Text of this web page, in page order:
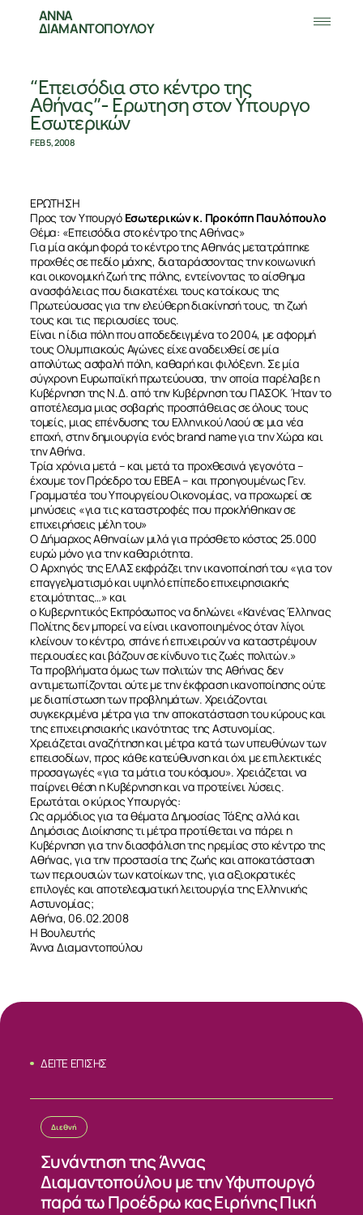
ΣΧΕΤΙΚΑ
ΝΕΑ
ΕΠΙΚΟΙΝΩΝΙΑ
ΑΝΝΑ
ΔΙΑΜΑΝΤΟΠΟΥΛΟΥ
“Επεισόδια στο κέντρο της
Αθήνας”- Ερωτηση στον Υπουργο
Εσωτερικών
FEB 5, 2008
ΕΡΩΤΗΣΗ
Προς τον Υπουργό Εσωτερικών κ. Προκόπη Παυλόπουλο
Θέμα: «Επεισόδια στο κέντρο της Αθήνας»
Για μία ακόμη φορά το κέντρο της Αθηνάς μετατράπηκε
προχθές σε πεδίο μάχης, διαταράσσοντας την κοινωνική
και οικονομική ζωή της πόλης, εντείνοντας το αίσθημα
ανασφάλειας που διακατέχει τους κατοίκους της
Πρωτεύουσας για την ελεύθερη διακίνησή τους, τη ζωή
τους και τις περιουσίες τους.
Είναι η ίδια πόλη που αποδεδειγμένα το 2004, με αφορμή
τους Ολυμπιακούς Αγώνες είχε αναδειχθεί σε μία
απολύτως ασφαλή πόλη, καθαρή και φιλόξενη. Σε μία
σύγχρονη Ευρωπαϊκή πρωτεύουσα, την οποία παρέλαβε η
Κυβέρνηση της Ν.Δ. από την Κυβέρνηση του ΠΑΣΟΚ. Ήταν το
αποτέλεσμα μιας σοβαρής προσπάθειας σε όλους τους
τομείς, μιας επένδυσης του Ελληνικού Λαού σε μια νέα
εποχή, στην δημιουργία ενός brand name για την Χώρα και
την Αθήνα.
Τρία χρόνια μετά – και μετά τα προχθεσινά γεγονότα –
έχουμε τον Πρόεδρο του ΕΒΕΑ – και προηγουμένως Γεν.
Γραμματέα του Υπουργείου Οικονομίας, να προχωρεί σε
μηνύσεις «για τις καταστροφές που προκλήθηκαν σε
επιχειρήσεις μέλη του»
Ο Δήμαρχος Αθηναίων μιλά για πρόσθετο κόστος 25.000
ευρώ μόνο για την καθαριότητα.
Ο Αρχηγός της ΕΛΑΣ εκφράζει την ικανοποίησή του «για τον
επαγγελματισμό και υψηλό επίπεδο επιχειρησιακής
ετοιμότητας…» και
ο Κυβερνητικός Εκπρόσωπος να δηλώνει «Κανένας Έλληνας
Πολίτης δεν μπορεί να είναι ικανοποιημένος όταν λίγοι
κλείνουν το κέντρο, σπάνε ή επιχειρούν να καταστρέψουν
περιουσίες και βάζουν σε κίνδυνο τις ζωές πολιτών.»
Τα προβλήματα όμως των πολιτών της Αθήνας δεν
αντιμετωπίζονται ούτε με την έκφραση ικανοποίησης ούτε
με διαπίστωση των προβλημάτων. Χρειάζονται
συγκεκριμένα μέτρα για την αποκατάσταση του κύρους και
της επιχειρησιακής ικανότητας της Αστυνομίας.
Χρειάζεται αναζήτηση και μέτρα κατά των υπευθύνων των
επεισοδίων, προς κάθε κατεύθυνση και όχι με επιλεκτικές
προσαγωγές «για τα μάτια του κόσμου». Χρειάζεται να
παίρνει θέση η Κυβέρνηση και να προτείνει λύσεις.
Ερωτάται ο κύριος Υπουργός:
Ως αρμόδιος για τα θέματα Δημοσίας Τάξης αλλά και
Δημόσιας Διοίκησης τι μέτρα προτίθεται να πάρει η
Κυβέρνηση για την διασφάλιση της ηρεμίας στο κέντρο της
Αθήνας, για την προστασία της ζωής και αποκατάσταση
των περιουσιών των κατοίκων της, για αξιοκρατικές
επιλογές και αποτελεσματική λειτουργία της Ελληνικής
Αστυνομίας;
Αθήνα, 06.02.2008
Η Βουλευτής
Άννα Διαμαντοπούλου
ΔΕΙΤΕ ΕΠΙΣΗΣ
Διεθνή
Συνάντηση της Άννας
Διαμαντοπούλου με την Υφυπουργό
παρά τω Προέδρω κας Ειρήνης Πική